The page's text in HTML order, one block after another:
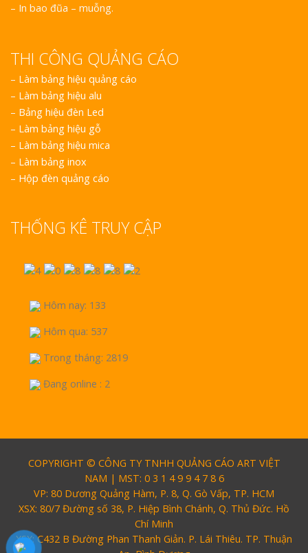
– In bao đũa – muỗng.
THI CÔNG QUẢNG CÁO
– Làm bảng hiệu quảng cáo
– Làm bảng hiệu alu
– Bảng hiệu đèn Led
– Làm bảng hiệu gỗ
– Làm bảng hiệu mica
– Làm bảng inox
– Hộp đèn quảng cáo
THỐNG KÊ TRUY CẬP
Hôm nay: 133
Hôm qua: 537
Trong tháng: 2819
Đang online : 2
COPYRIGHT © CÔNG TY TNHH QUẢNG CÁO ART VIỆT
NAM | MST: 0 3 1 4 9 9 4 7 8 6
VP: 80 Dương Quảng Hàm, P. 8, Q. Gò Vấp, TP. HCM
XSX: 80/7 Đường số 38, P. Hiệp Bình Chánh, Q. Thủ Đức. Hồ
Chí Minh
XSX: C432 B Đường Phan Thanh Giản. P. Lái Thiêu. TP. Thuận